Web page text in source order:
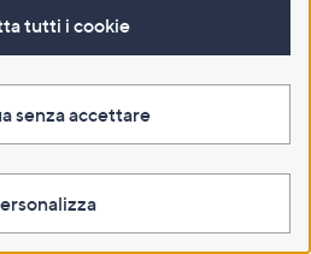
tecnologia Slip Ins soletta Air-
Cooled
€ 50,00
-28%
(5)
tutti i cookie
senza accettare